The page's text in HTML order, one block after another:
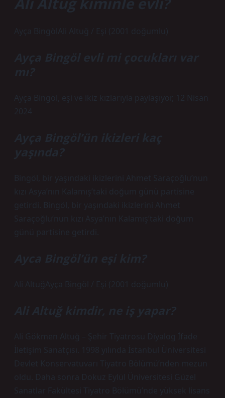
Ayça BingölAli Altuğ / Eşi (2001 doğumlu)
Ayça Bingöl evli mi çocukları var
mı?
Ayça Bingöl, eşi ve ikiz kızlarıyla paylaşıyor, 12 Nisan
2024
Ayça Bingöl’ün ikizleri kaç
yaşında?
Bingöl, bir yaşındaki ikizlerini Ahmet Saraçoğlu’nun
kızı Asya’nın Kalamış’taki doğum günü partisine
getirdi. Bingöl, bir yaşındaki ikizlerini Ahmet
Saraçoğlu’nun kızı Asya’nın Kalamış’taki doğum
günü partisine getirdi.
Ayca Bingöl’ün eşi kim?
Ali AltuğAyça Bingöl / Eşi (2001 doğumlu)
Ali Altuğ kimdir, ne iş yapar?
Ali Gökmen Altuğ – Şehir Tiyatrosu Diyalog İfade
İletişim Sanatçısı. 1998 yılında İstanbul Üniversitesi
Devlet Konservatuvarı Tiyatro Bölümü’nden mezun
oldu. Daha sonra Dokuz Eylül Üniversitesi Güzel
Sanatlar Fakültesi Tiyatro Bölümü’nde yüksek lisans